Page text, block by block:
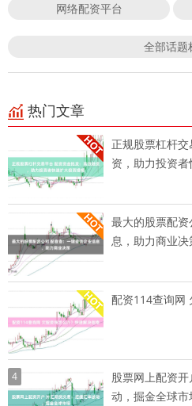
网络配资平台
全部话题
热门文章
正规股票杠杆
资，助力投资者
最大的股票配
息，助力商业决
配资114查询网
4
股票网上配资
动，掘金全球市